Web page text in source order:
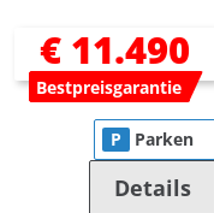
€ 11.490
Bestpreisgarantie
P Parken
Details